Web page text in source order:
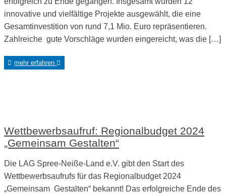
innovative und vielfältige Projekte ausgewählt, die eine
Gesamtinvestition von rund 7,1 Mio. Euro repräsentieren.
Zahlreiche gute Vorschläge wurden eingereicht, was die […]
mehr erfahren
Wettbewerbsaufruf: Regionalbudget 2024
„Gemeinsam Gestalten“
Die LAG Spree-Neiße-Land e.V. gibt den Start des
Wettbewerbsaufrufs für das Regionalbudget 2024
„Gemeinsam Gestalten“ bekannt! Das erfolgreiche Ende des